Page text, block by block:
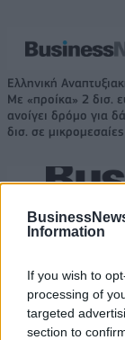
Information
If you wish to
processing of
targeted
section to
Ελληνική
Με «προίκα» 2 δισ.
ανοίγει δρόμο για
δισ. σε μικρομεσαίες
Το FIAT 500 Hybrid
18.990 ευρώ